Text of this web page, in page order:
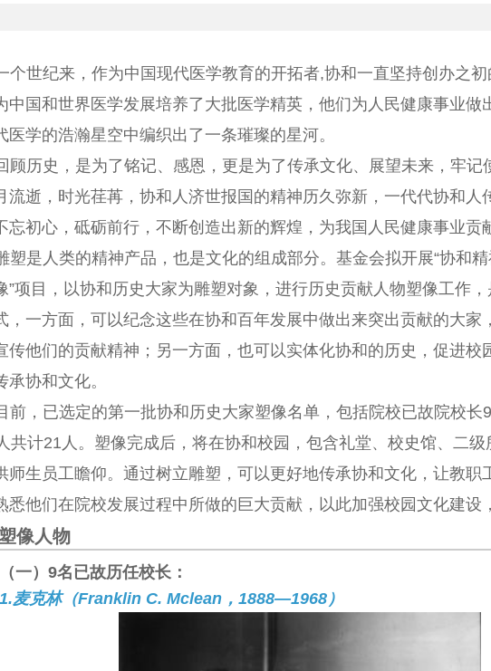
个世纪来，作为中国现代医学教育的开拓者,协和一直坚持创办之初
中国和世界医学发展培养了大批医学精英，他们为人民健康事业做
医学的浩瀚星空中编织出了一条璀璨的星河。
顾历史，是为了铭记、感恩，更是为了传承文化、展望未来，牢记
流逝，时光荏苒，协和人济世报国的精神历久弥新，一代代协和人
忘初心，砥砺前行，不断创造出新的辉煌，为我国人民健康事业贡
塑是人类的精神产品，也是文化的组成部分。基金会拟开展“协和
”项目，以协和历史大家为雕塑对象，进行历史贡献人物塑像工作
，一方面，可以纪念这些在协和百年发展中做出来突出贡献的大家
传他们的贡献精神；另一方面，也可以实体化协和的历史，促进校
承协和文化。
前，已选定的第一批协和历史大家塑像名单，包括院校已故院校长
共计21人。塑像完成后，将在协和校园，包含礼堂、校史馆、二
师生员工瞻仰。通过树立雕塑，可以更好地传承协和文化，让教职
悉他们在院校发展过程中所做的巨大贡献，以此加强校园文化建设
人物
（一）9名已故历任校长：
1.麦克林（Franklin C. Mclean，1888—1968）